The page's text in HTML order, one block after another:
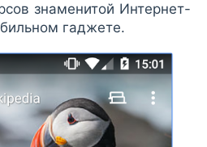
знаменитой Интернет-
гаджете.